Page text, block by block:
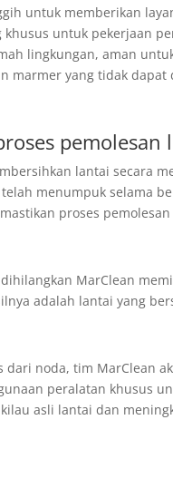
untuk memberikan
untuk pekerjaan
lingkungan, aman
marmer yang tidak dapat
lantai secara
menumpuk selama
proses
MarClean
adalah lantai yang
noda, tim MarClean
peralatan khusus
asli lantai dan